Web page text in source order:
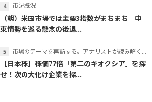
市況概況
（朝）米国市場では主要3指数がまちまち 中
東情勢を巡る懸念の後退...
市場のテーマを再訪する。アナリストが読み解くテーマの本質
【日本株】株価77倍「第二のキオクシア」を探
せ！次の大化け企業を探...